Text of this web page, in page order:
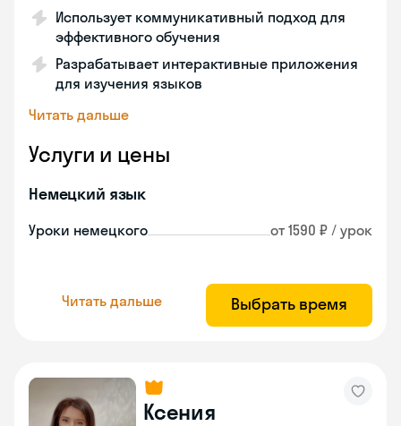
Использует коммуникативный подход для
эффективного обучения
Разрабатывает интерактивные приложения
для изучения языков
Читать дальше
Услуги и цены
Немецкий язык
Уроки немецкого от 1590 ₽ / урок
Читать дальше Выбрать время
Ксения